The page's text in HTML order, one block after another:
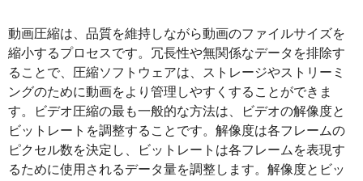
動画圧縮は、品質を維持しながら動画のファイルサイズを
縮小するプロセスです。冗長性や無関係なデータを排除す
ることで、圧縮ソフトウェアは、ストレージやストリーミ
ングのために動画をより管理しやすくすることができま
す。ビデオ圧縮の最も一般的な方法は、ビデオの解像度と
ビットレートを調整することです。解像度は各フレームの
ピクセル数を決定し、ビットレートは各フレームを表現す
るために使用されるデータ量を調整します。解像度とビッ